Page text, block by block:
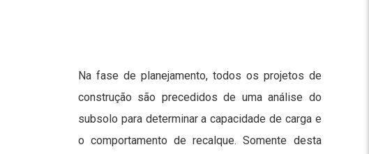
Na fase de planejamento, todos os projetos de
construção são precedidos de uma análise do
subsolo para determinar a capacidade de carga e
o comportamento de recalque. Somente desta